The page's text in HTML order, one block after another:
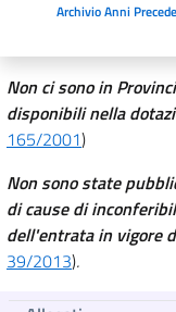
Archivio Anni
Non ci sono in
disponibili nella
165/2001)
Non sono state
di cause di
dell'entrata in vigore
39/2013).